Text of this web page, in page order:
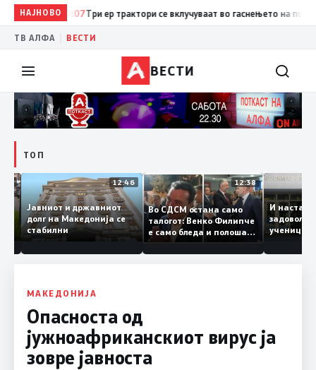
НАЈНОВО
13:07 Три ер трактори се вклучуваат во гаснењето на пожарот
ТВ АЛФА ВЕСТИ
ВЕСТИ
ТОП
12:47
ги
12:46
Јавниот и државниот
долг на Македонија се
стабилни
12:38
Во СДСМ остана само
талогот: Венко Филипче
е само бледа и полоша
копија дури и од Зоран
Заев
И
МАКЕДОНИЈА
Опасноста од
јужноафриканскиот вирус ја
зовре јавноста